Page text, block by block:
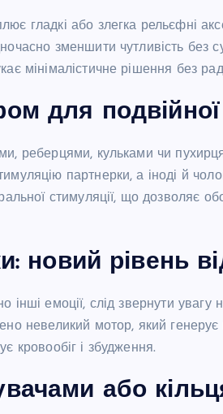
гладкі або злегка рельєфні
зменшити чутливість без
мінімалістичне рішення без
для подвійної
реберцями, кульками чи
партнерки, а іноді й
стимуляції, що дозволяє
новий рівень
інші емоції, слід звернути
невеликий мотор, який
кровообіг і збудження.
або